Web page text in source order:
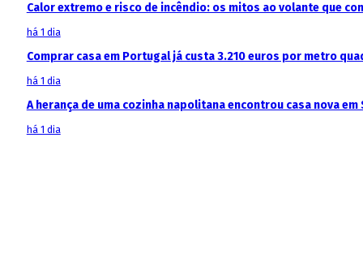
Calor extremo e risco de incêndio: os mitos ao volante que
há 1 dia
Comprar casa em Portugal já custa 3.210 euros por metro
há 1 dia
A herança de uma cozinha napolitana encontrou casa nova em
há 1 dia